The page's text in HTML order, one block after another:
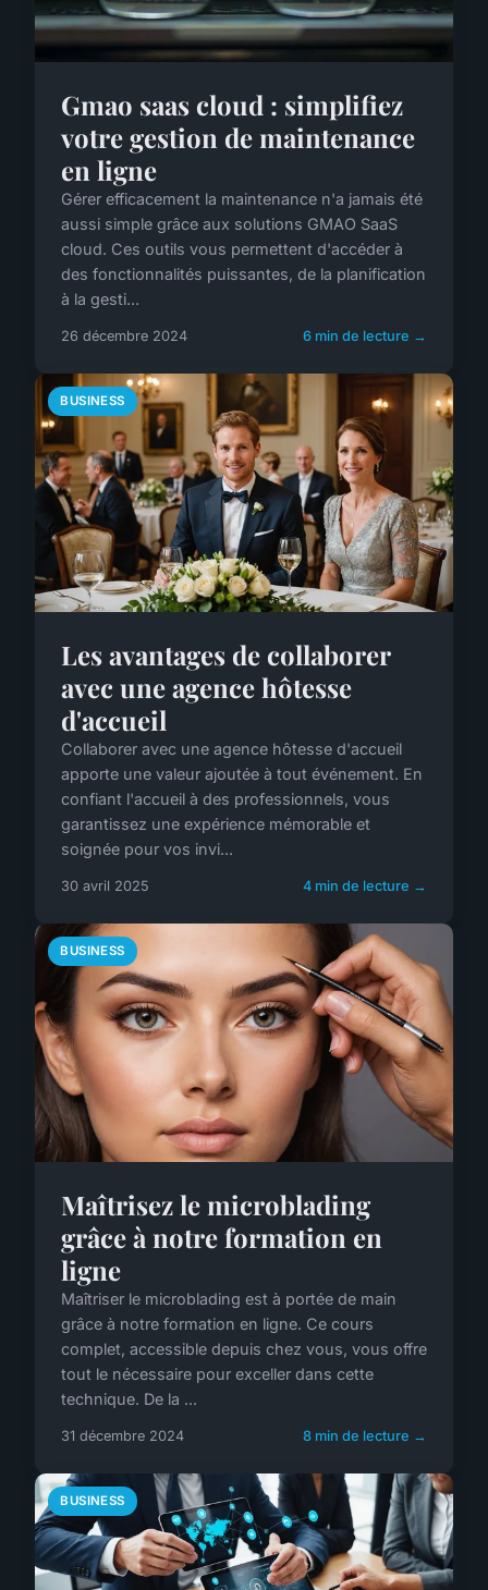
Gmao saas cloud : simplifiez
votre gestion de maintenance
en ligne
Gérer efficacement la maintenance n'a jamais été
aussi simple grâce aux solutions GMAO SaaS
cloud. Ces outils vous permettent d'accéder à
des fonctionnalités puissantes, de la planification
à la gesti...
26 décembre 2024 6 min de lecture →
BUSINESS
Les avantages de collaborer
avec une agence hôtesse
d'accueil
Collaborer avec une agence hôtesse d'accueil
apporte une valeur ajoutée à tout événement. En
confiant l'accueil à des professionnels, vous
garantissez une expérience mémorable et
soignée pour vos invi...
30 avril 2025 4 min de lecture →
BUSINESS
Maîtrisez le microblading
grâce à notre formation en
ligne
Maîtriser le microblading est à portée de main
grâce à notre formation en ligne. Ce cours
complet, accessible depuis chez vous, vous offre
tout le nécessaire pour exceller dans cette
technique. De la ...
31 décembre 2024 8 min de lecture →
BUSINESS